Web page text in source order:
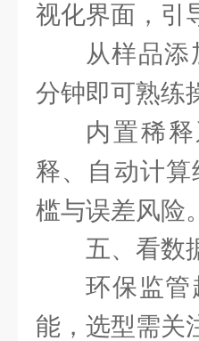
视化界面，引
从样品
分钟即可熟练
内置稀
释、自动计
槛与误差风险。
五、看数
环保监管
能，选型需关